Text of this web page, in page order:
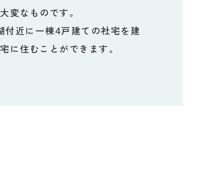
変なものです。
近に一棟4戸建ての社宅を建
に住むことができます。